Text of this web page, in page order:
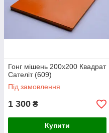
Гонг мішень 200х200 Квадрат
Сателіт (609)
Під замовлення
1 300 ₴
Купити